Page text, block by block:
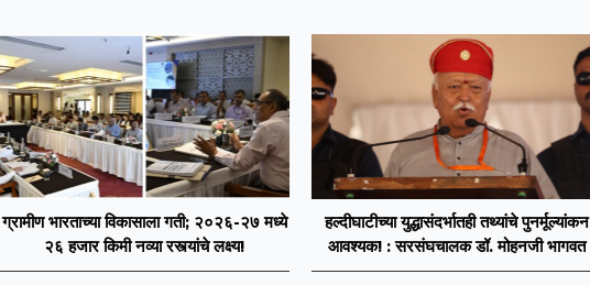
ग्रामीण भारताच्या विकासाला गती; २०२६-२७ मध्ये
२६ हजार किमी नव्या रस्त्यांचे लक्ष्य!
हल्दीघाटीच्या युद्धासंदर्भातही तथ्यांचे पुनर्मूल्यांकन
आवश्यक! : सरसंघचालक डॉ. मोहनजी भागवत